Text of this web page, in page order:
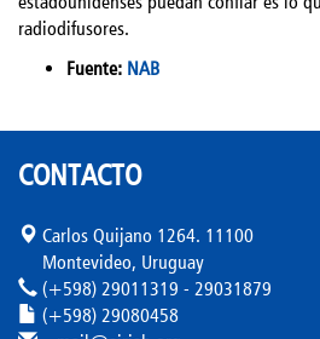
radiodifusores.
Fuente: NAB
CONTACTO
Carlos Quijano 1264. 11100
Montevideo, Uruguay
(+598) 29011319 - 29031879
(+598) 29080458